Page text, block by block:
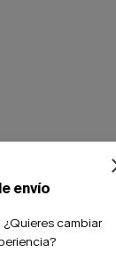
envío
¿Quieres cambiar
extra sin